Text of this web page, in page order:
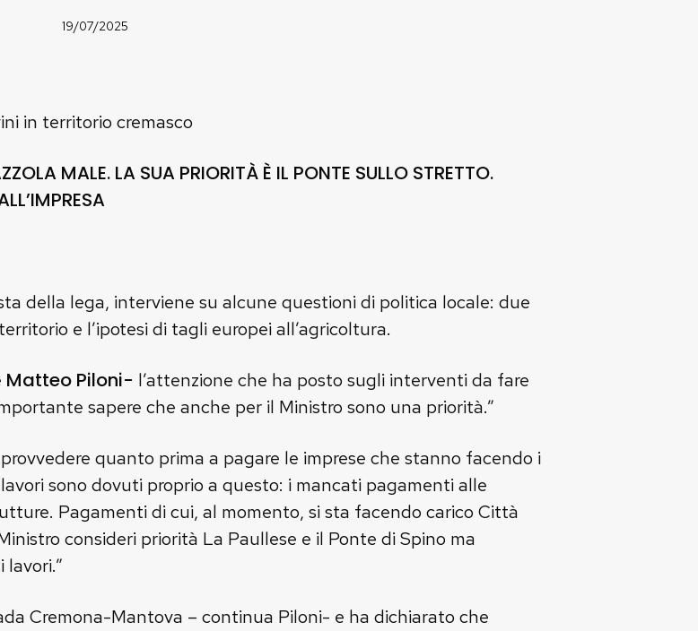
19/07/2025
in territorio cremasco
MALE. LA SUA PRIORITÀ È IL PONTE SULLO STRETTO.
della lega, interviene su alcune questioni di politica locale: due
e l’ipotesi di tagli europei all’agricoltura.
Matteo Piloni- l’attenzione che ha posto sugli interventi da fare
sapere che anche per il Ministro sono una priorità.”
quanto prima a pagare le imprese che stanno facendo i
sono dovuti proprio a questo: i mancati pagamenti alle
Pagamenti di cui, al momento, si sta facendo carico Città
consideri priorità La Paullese e il Ponte di Spino ma
Cremona-Mantova – continua Piloni- e ha dichiarato che